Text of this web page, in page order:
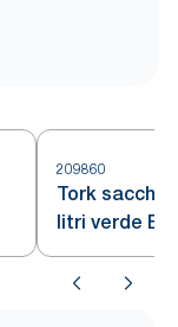
209860
Tork
litri verde B1